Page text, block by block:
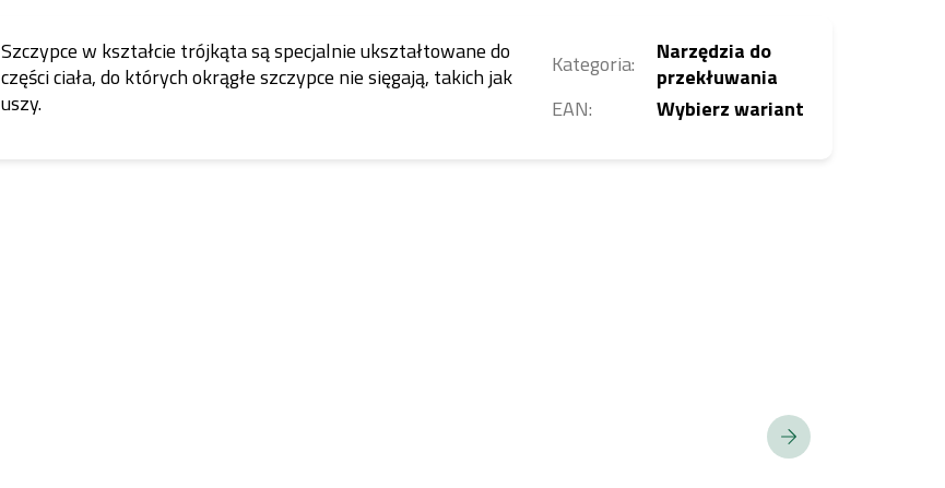
Szczypce w kształcie trójkąta są specjalnie ukształtowane do
części ciała, do których okrągłe szczypce nie sięgają, takich jak
uszy.
Kategoria:
Narzędzia do
przekłuwania
EAN: Wybierz wariant